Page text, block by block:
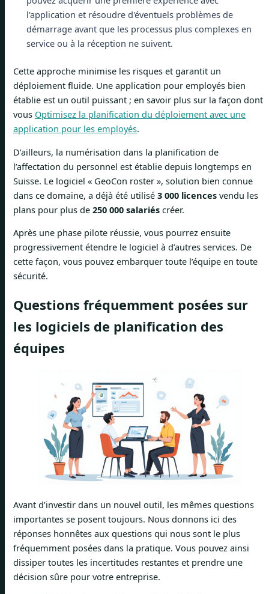
l'application et résoudre d'éventuels problèmes de
démarrage avant que les processus plus complexes en
service ou à la réception ne suivent.
Cette approche minimise les risques et garantit un
déploiement fluide. Une application pour employés bien
établie est un outil puissant ; en savoir plus sur la façon dont
vous Optimisez la planification du déploiement avec une
application pour les employés.
D’ailleurs, la numérisation dans la planification de
l’affectation du personnel est établie depuis longtemps en
Suisse. Le logiciel « GeoCon roster », solution bien connue
dans ce domaine, a déjà été utilisé 3 000 licences vendu les
plans pour plus de 250 000 salariés créer.
Après une phase pilote réussie, vous pourrez ensuite
progressivement étendre le logiciel à d’autres services. De
cette façon, vous pouvez embarquer toute l’équipe en toute
sécurité.
Questions fréquemment posées sur
les logiciels de planification des
équipes
Avant d’investir dans un nouvel outil, les mêmes questions
importantes se posent toujours. Nous donnons ici des
réponses honnêtes aux questions qui nous sont le plus
fréquemment posées dans la pratique. Vous pouvez ainsi
dissiper toutes les incertitudes restantes et prendre une
décision sûre pour votre entreprise.